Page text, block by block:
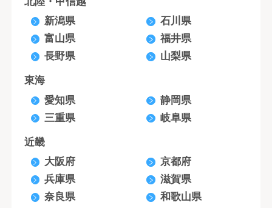
新潟県
石川県
富山県
福井県
長野県
山梨県
東海
愛知県
静岡県
三重県
岐阜県
近畿
大阪府
京都府
兵庫県
滋賀県
奈良県
和歌山県